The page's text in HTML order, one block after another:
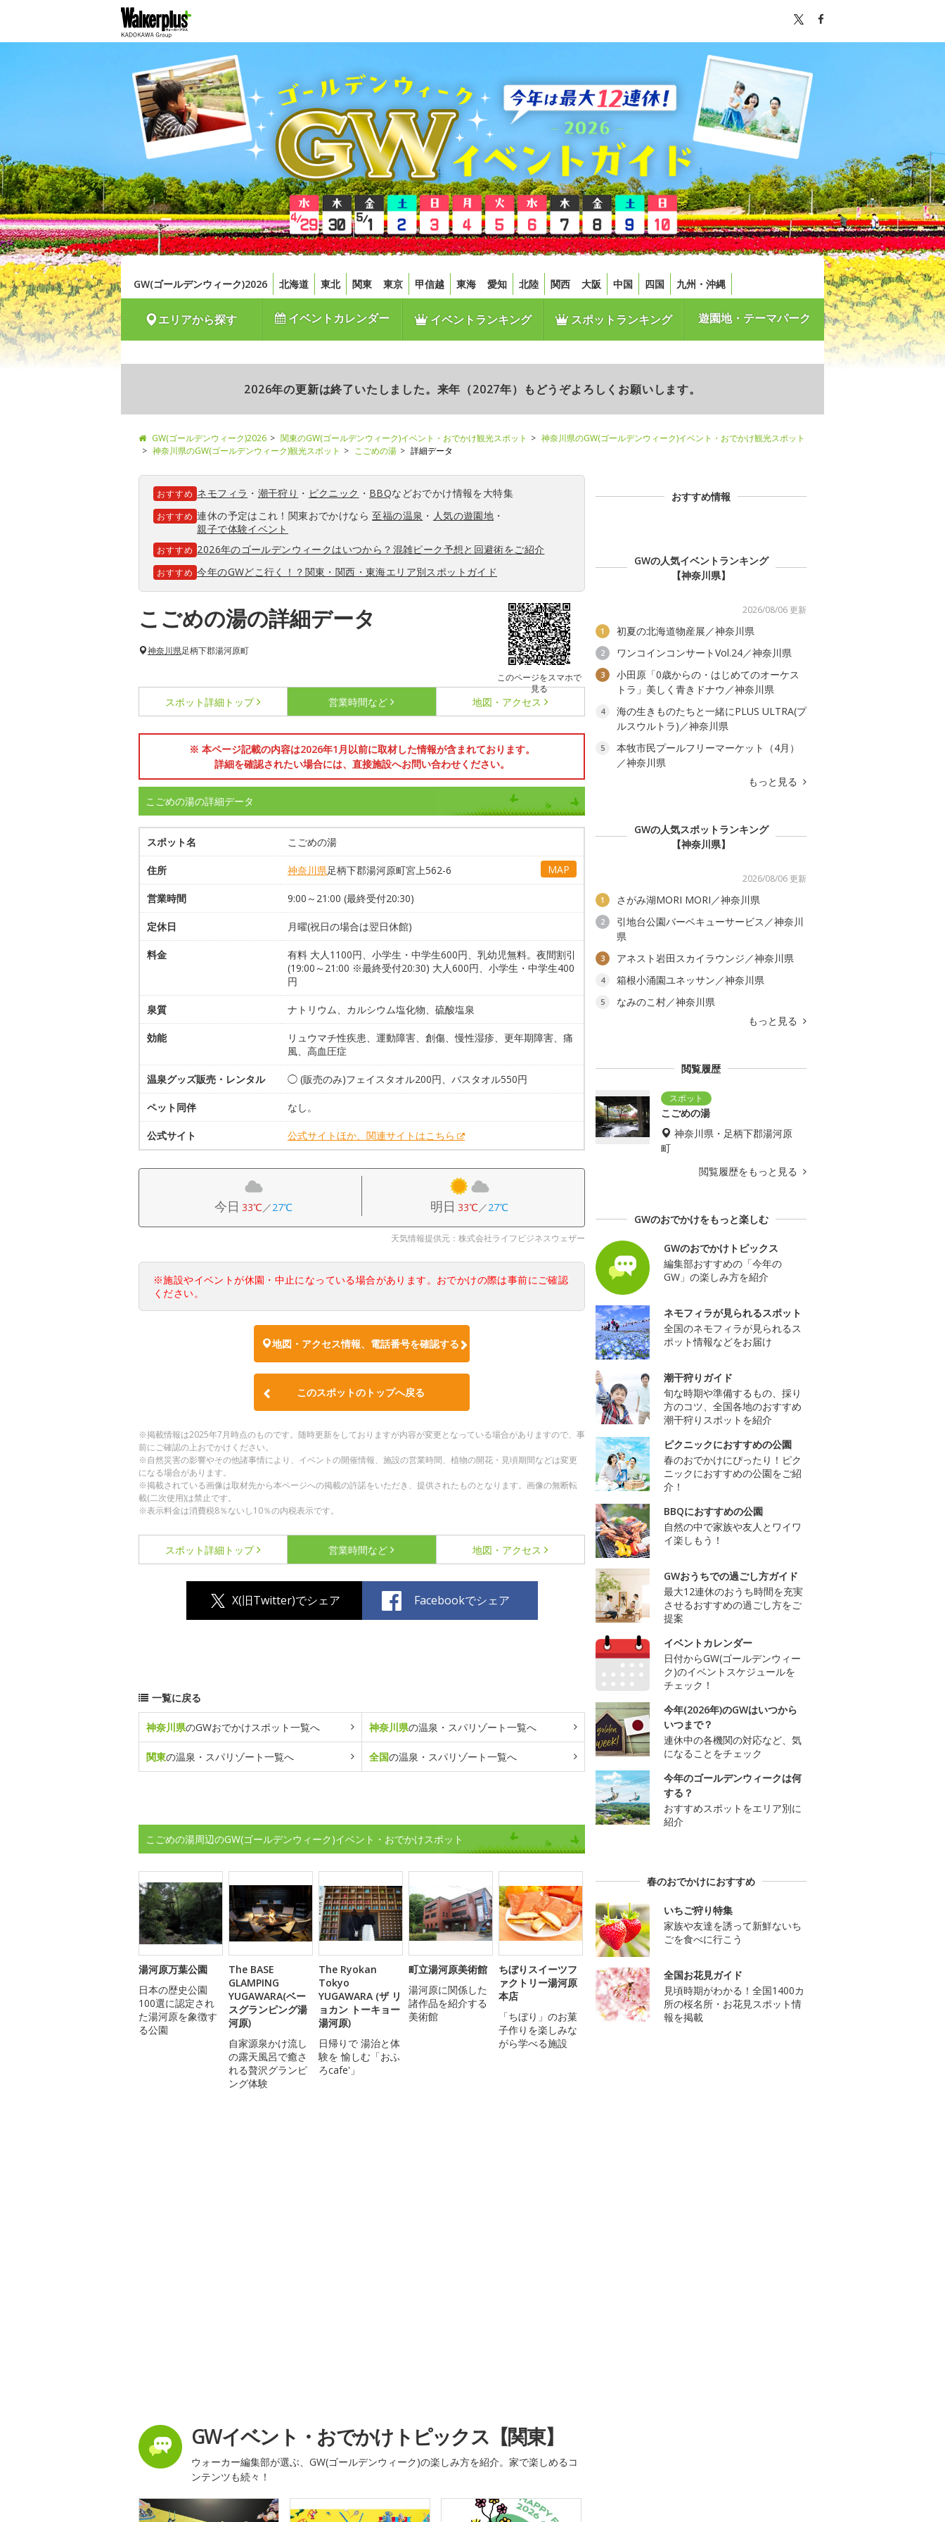
GW(ゴールデンウィーク)2026 北海道 東北 関東 東京 甲信越 東海 愛知 北陸 関西 大阪 中国 四国 九州・沖縄
エリアから探す イベントカレンダー イベントランキング スポットランキング 遊園地・テーマパーク
2026年の更新は終了いたしました。来年（2027年）もどうぞよろしくお願いします。
GW(ゴールデンウィーク)2026 関東のGW(ゴールデンウィーク)イベント・おでかけ観光スポット
神奈川県のGW(ゴールデンウィーク)イベント・おでかけ観光スポット
神奈川県のGW(ゴールデンウィーク)観光スポット
こごめの湯 詳細データ
おすすめ ネモフィラ ・ 潮干狩り ・ ピクニック ・ BBQなどおでかけ情報を大特集
おすすめ 連休の予定はこれ！関東おでかけなら至福の温泉 ・ 人気の遊園地 ・
親子で体験イベント
おすすめ 2026年のゴールデンウィークはいつから？混雑ピーク予想と回避術をご紹介
おすすめ 今年のGWどこ行く！？関東・関西・東海エリア別スポットガイド
こごめの湯の詳細データ
このページをスマホで
見る
神奈川県足柄下郡湯河原町
スポット詳細 トップ 営業時間など 地図・アクセス
※ 本ページ記載の内容は2026年1月以前に取材した情報が含まれております。
詳細を確認されたい場合には、直接施設へお問い合わせください。
こごめの湯の詳細データ
スポット名 こごめの湯
住所 神奈川県足柄下郡湯河原町宮上562-6 MAP
営業時間 9:00～21:00 (最終受付20:30)
定休日 月曜(祝日の場合は翌日休館)
料金
有料 大人1100円、小学生・中学生600円、乳幼児無料。夜間割引
(19:00～21:00 ※最終受付20:30) 大人600円、小学生・中学生400
円
泉質 ナトリウム、カルシウム塩化物、硫酸塩泉
効能
リュウマチ性疾患、運動障害、創傷、慢性湿疹、更年期障害、痛
風、高血圧症
温泉グッズ販売・レンタル ◯ (販売のみ)フェイスタオル200円、バスタオル550円
ペット同伴 なし。
公式サイト 公式サイトほか、関連サイトはこちら
今日 33℃／27℃ 明日 33℃／27℃
天気情報提供元：株式会社ライフビジネスウェザー
※施設やイベントが休園・中止になっている場合があります。おでかけの際は事前にご確認
ください。
地図・アクセス情報、電話番号を確認する
このスポットのトップへ戻る
※掲載情報は2025年7月時点のものです。随時更新をしておりますが内容が変更となっている場合がありますので、事
前にご確認の上おでかけください。
※自然災害の影響やその他諸事情により、イベントの開催情報、施設の営業時間、植物の開花・見頃期間などは変更
になる場合があります。
※掲載されている画像は取材先から本ページへの掲載の許諾をいただき、提供されたものとなります。画像の無断転
載(二次使用)は禁止です。
※表示料金は消費税8％ないし10％の内税表示です。
スポット詳細 トップ 営業時間など 地図・アクセス
X(旧Twitter)でシェア Facebookでシェア
一覧に戻る
神奈川県のGWおでかけスポット一覧へ 神奈川県の温泉・スパリゾート一覧へ
関東の温泉・スパリゾート一覧へ 全国の温泉・スパリゾート一覧へ
こごめの湯周辺のGW(ゴールデンウィーク)イベント・おでかけスポット
湯河原万葉公園
日本の歴史公園
100選に認定され
た湯河原を象徴す
る公園
The BASE
GLAMPING
YUGAWARA(ベー
スグランピング湯
河原)
自家源泉かけ流し
の露天風呂で癒さ
れる贅沢グランピ
ング体験
The Ryokan
Tokyo
YUGAWARA (ザ リ
ョカン トーキョー
湯河原)
日帰りで 湯治と体
験を 愉しむ「おふ
ろcafe'」
町立湯河原美術館
湯河原に関係した
諸作品を紹介する
美術館
ちぼりスイーツフ
ァクトリー湯河原
本店
「ちぼり」のお菓
子作りを楽しみな
がら学べる施設
GWイベント・おでかけトピックス【関東】
ウォーカー編集部が選ぶ、GW(ゴールデンウィーク)の楽しみ方を紹介。家で楽しめるコ
ンテンツも続々！
おすすめ情報
GWの人気イベントランキング
【神奈川県】
2026/08/06 更新
1 初夏の北海道物産展／神奈川県
2 ワンコインコンサートVol.24／神奈川県
3
小田原「0歳からの・はじめてのオーケス
トラ」美しく青きドナウ／神奈川県
4
海の生きものたちと一緒にPLUS ULTRA(プ
ルスウルトラ)／神奈川県
5
本牧市民プールフリーマーケット（4月）
／神奈川県
もっと見る
GWの人気スポットランキング
【神奈川県】
2026/08/06 更新
1 さがみ湖MORI MORI／神奈川県
2
引地台公園バーベキューサービス／神奈川
県
3 アネスト岩田スカイラウンジ／神奈川県
4 箱根小涌園ユネッサン／神奈川県
5
なみのこ村／神奈川県
もっと見る
閲覧履歴
こごめの湯
神奈川県・足柄下郡湯河原
町
閲覧履歴をもっと見る
GWのおでかけをもっと楽しむ
GWのおでかけトピックス
編集部おすすめの「今年の
GW」の楽しみ方を紹介
ネモフィラが見られるスポット
全国のネモフィラが見られるス
ポット情報などをお届け
潮干狩りガイド
旬な時期や準備するもの、採り
方のコツ、全国各地のおすすめ
潮干狩りスポットを紹介
ピクニックにおすすめの公園
春のおでかけにぴったり！ピク
ニックにおすすめの公園をご紹
介！
BBQにおすすめの公園
自然の中で家族や友人とワイワ
イ楽しもう！
GWおうちでの過ごし方ガイド
最大12連休のおうち時間を充実
させるおすすめの過ごし方をご
提案
イベントカレンダー
日付からGW(ゴールデンウィー
ク)のイベントスケジュールを
チェック！
今年(2026年)のGWはいつから
いつまで？
連休中の各機関の対応など、気
になることをチェック
今年のゴールデンウィークは何
する？
おすすめスポットをエリア別に
紹介
春のおでかけにおすすめ
いちご狩り特集
家族や友達を誘って新鮮ないち
ごを食べに行こう
全国お花見ガイド
見頃時期がわかる！全国1400カ
所の桜名所・お花見スポット情
報を掲載